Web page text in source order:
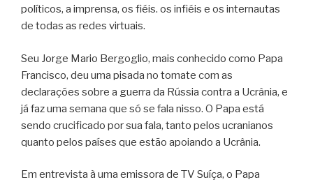
políticos, a imprensa, os fiéis. os infiéis e os internautas
de todas as redes virtuais.
Seu Jorge Mario Bergoglio, mais conhecido como Papa
Francisco, deu uma pisada no tomate com as
declarações sobre a guerra da Rússia contra a Ucrânia, e
já faz uma semana que só se fala nisso. O Papa está
sendo crucificado por sua fala, tanto pelos ucranianos
quanto pelos países que estão apoiando a Ucrânia.
Em entrevista à uma emissora de TV Suíça, o Papa